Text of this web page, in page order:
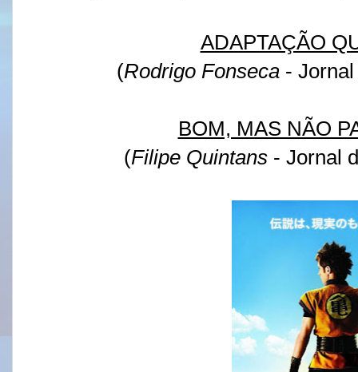
ADAPTAÇÃO
(Rodrigo Fonseca- Jornal
BOM, MAS NÃO
(Filipe Quintans - Jornal